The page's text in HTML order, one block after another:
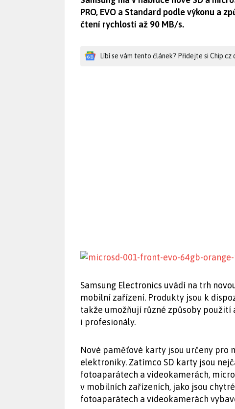
PRO, EVO a Standard podle výkonu a
čtení rychlostí až 90 MB/s.
Líbí se vám tento článek? Přidejte si Chip.cz
Samsung Electronics uvádí na trh
mobilní zařízení. Produkty jsou k
takže umožňují různé způsoby
i profesionály.
Nové paměťové karty jsou určeny pro
elektroniky. Zatímco SD karty jsou
fotoaparátech a videokamerách,
v mobilních zařízeních, jako jsou
fotoaparátech a videokamerách